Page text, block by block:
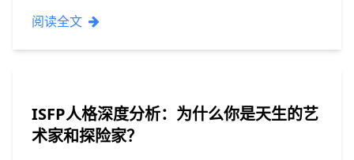
阅读全文
ISFP人格深度分析：为什么你是天生的艺
术家和探险家？